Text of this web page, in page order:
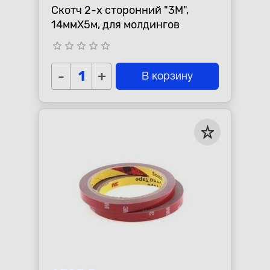
Скотч 2-х сторонний "3М",
14ммХ5м, для молдингов
star_border star_border star_border star_border star_border
- + В корзину